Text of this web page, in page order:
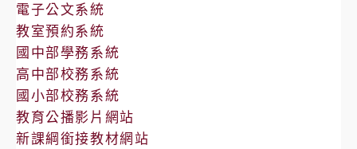
電子公文系統
教室預約系統
國中部學務系統
高中部校務系統
國小部校務系統
教育公播影片網站
新課綱銜接教材網站